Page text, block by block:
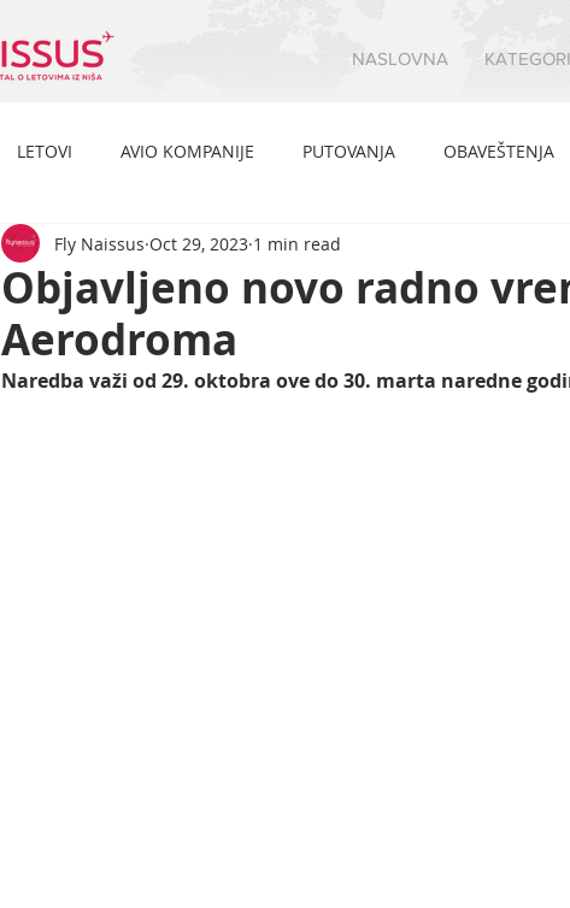
NASLOVNA
LETOVI AVIO KOMPANIJE PUTOVANJA OBAVEŠTENJA
Objavljeno novo radno
Aerodroma
Fly Naissus Oct 29, 2023 1 min read
Naredba važi od 29. oktobra ove do 30. marta naredne